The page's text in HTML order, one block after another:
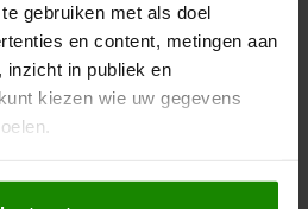
gebruiken met als doel
en content, metingen aan
inzicht in publiek en
kiezen wie uw gegevens
we ook graag: